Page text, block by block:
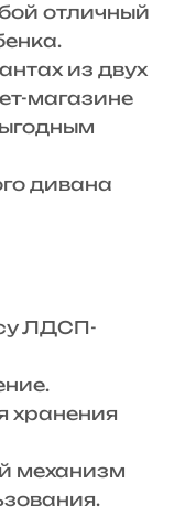
отличный
из двух
магазине
дивана
ЛДСП-